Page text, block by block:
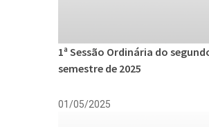
1ª Sessão Ordinária do
semestre de 2025
01/05/2025